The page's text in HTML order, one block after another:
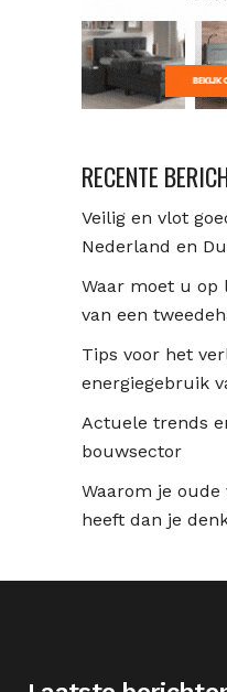
RECENTE
Veilig en vlot
Nederland en
Waar moet u op
van een
Tips voor het
energiegebruik
Actuele trends
bouwsector
Waarom je
heeft dan je